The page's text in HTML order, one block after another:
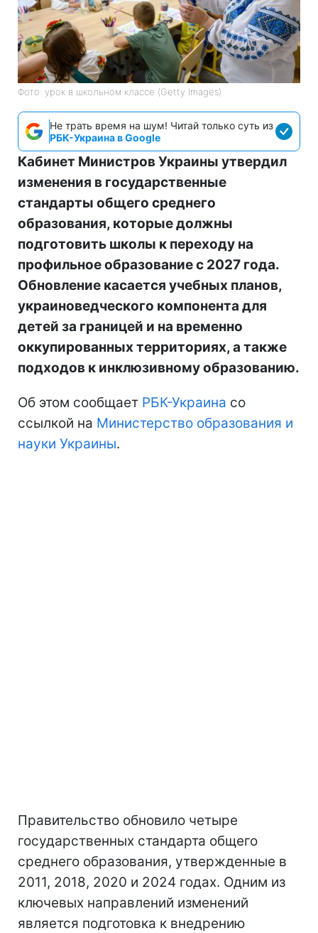
Фото: урок в школьном классе (Getty Images)
Не трать время на шум! Читай только суть из
РБК-Украина в Google
Кабинет Министров Украины утвердил
изменения в государственные
стандарты общего среднего
образования, которые должны
подготовить школы к переходу на
профильное образование с 2027 года.
Обновление касается учебных планов,
украиноведческого компонента для
детей за границей и на временно
оккупированных территориях, а также
подходов к инклюзивному образованию.
Об этом сообщает РБК-Украина со
ссылкой на Министерство образования и
науки Украины.
Правительство обновило четыре
государственных стандарта общего
среднего образования, утвержденные в
2011, 2018, 2020 и 2024 годах. Одним из
ключевых направлений изменений
является подготовка к внедрению